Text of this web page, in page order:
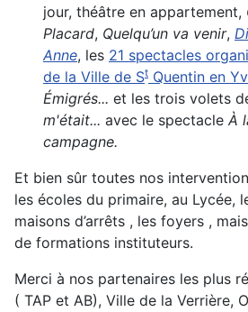
jour, théâtre en appartement,
Placard, Quelqu’un va venir,
Anne, les 21 spectacles
de la Ville de St Quentin en
Émigrés... et les trois volets
m'était... avec le spectacle À
campagne.
Et bien sûr toutes nos
les écoles du primaire, au Lycée,
maisons d’arrêts , les foyers ,
de formations instituteurs.
Merci à nos partenaires les plus
( TAP et AB), Ville de la Verrière,